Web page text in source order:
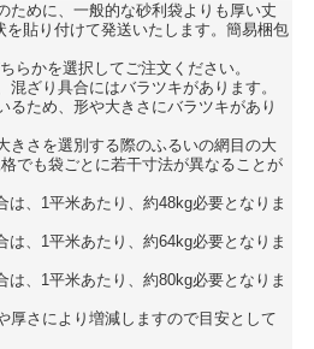
ために、一般的な砂利袋よりも厚い丈
貼り付けて発送いたします。簡易梱包
らかを選択してご注文ください。
ざり具合にはバラツキがあります。
るため、形や大きさにバラツキがあり
きさを選別する際のふるいの網目の大
でも袋ごとに若干寸法が異なることが
は、1平米あたり、約48kg必要となりま
は、1平米あたり、約64kg必要となりま
は、1平米あたり、約80kg必要となりま
厚さにより増減しますので目安として